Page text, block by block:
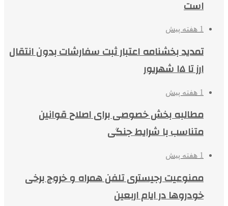
است
1 هفته پیش
تمدید بخشنامه اعتبار ثبت سفارشات بدون انتقال
ارز تا ۱۵ شهریور
1 هفته پیش
مطالبه بخش خصوصی برای اصلاح قوانین
متناسب با شرایط جنگی
1 هفته پیش
ممنوعیت رجیستری تلفن همراه و خروج برخی
خودروها در ایام اربعین